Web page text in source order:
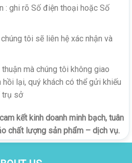
: ghi rõ Số điện thoại hoặc Số
tôi sẽ liên hệ xác nhận và
mà chúng tôi không giao
lại, quý khách có thể gửi khiếu
trụ sở
kết kinh doanh minh bạch, tuân
chất lượng sản phẩm – dịch vụ.